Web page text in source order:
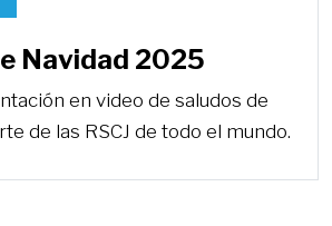
Navidad 2025
en video de saludos de
de las RSCJ de todo el mundo.